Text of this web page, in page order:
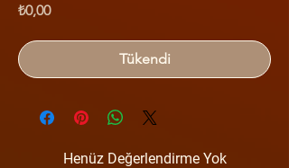
₺0,00Fiyat
Tükendi
Henüz Değerlendirme Yok